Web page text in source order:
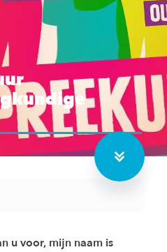
u voor, mijn naam is